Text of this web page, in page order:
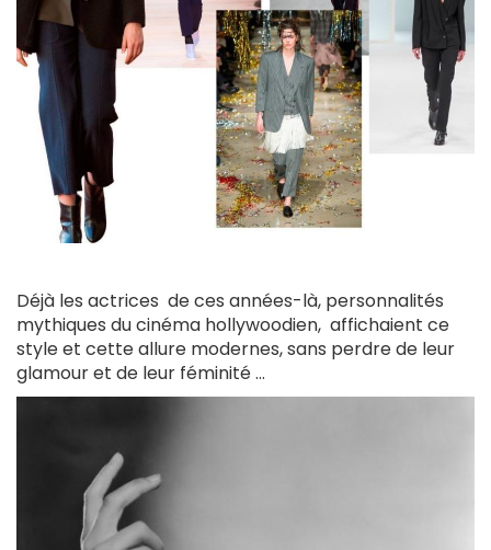
Déjà les actrices de ces années-là, personnalités
mythiques du cinéma hollywoodien, affichaient ce
style et cette allure modernes, sans perdre de leur
glamour et de leur féminité ...